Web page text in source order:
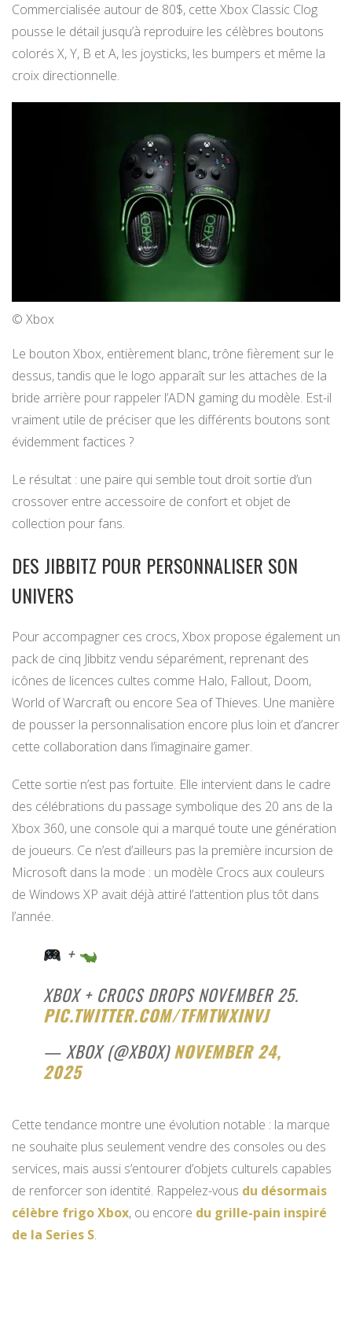
Commercialisée autour de 80$, cette Xbox Classic Clog
pousse le détail jusqu’à reproduire les célèbres boutons
colorés X, Y, B et A, les joysticks, les bumpers et même la
croix directionnelle.
© Xbox
Le bouton Xbox, entièrement blanc, trône fièrement sur le
dessus, tandis que le logo apparaît sur les attaches de la
bride arrière pour rappeler l’ADN gaming du modèle. Est-il
vraiment utile de préciser que les différents boutons sont
évidemment factices ?
Le résultat : une paire qui semble tout droit sortie d’un
crossover entre accessoire de confort et objet de
collection pour fans.
DES JIBBITZ POUR PERSONNALISER SON
UNIVERS
Pour accompagner ces crocs, Xbox propose également un
pack de cinq Jibbitz vendu séparément, reprenant des
icônes de licences cultes comme Halo, Fallout, Doom,
World of Warcraft ou encore Sea of Thieves. Une manière
de pousser la personnalisation encore plus loin et d’ancrer
cette collaboration dans l’imaginaire gamer.
Cette sortie n’est pas fortuite. Elle intervient dans le cadre
des célébrations du passage symbolique des 20 ans de la
Xbox 360, une console qui a marqué toute une génération
de joueurs. Ce n’est d’ailleurs pas la première incursion de
Microsoft dans la mode : un modèle Crocs aux couleurs
de Windows XP avait déjà attiré l’attention plus tôt dans
l’année.
+
XBOX + CROCS DROPS NOVEMBER 25.
PIC.TWITTER.COM/TFMTWXINVJ
— XBOX (@XBOX)NOVEMBER 24,
2025
Cette tendance montre une évolution notable : la marque
ne souhaite plus seulement vendre des consoles ou des
services, mais aussi s’entourer d’objets culturels capables
de renforcer son identité. Rappelez-vous du désormais
célèbre frigo Xbox, ou encore du grille-pain inspiré
de la Series S.